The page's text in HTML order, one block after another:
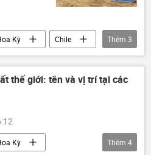
Kỳ
Chile
Xã hội
Thêm 3
thế giới: tên và vị trí tại các
Kỳ
Thêm 4